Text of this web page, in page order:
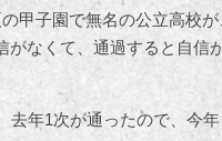
甲子園で無名の公立高校
なくて、通過すると自信
年1次が通ったので、今